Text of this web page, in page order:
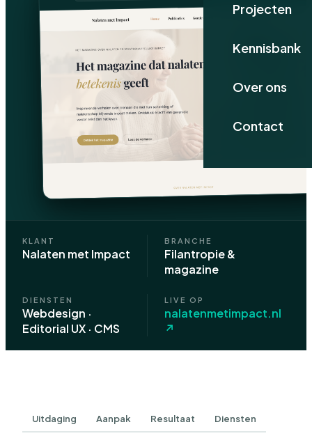
Projecten
Kennisbank
Over ons
Contact
KLANT
Nalaten met Impact
BRANCHE
Filantropie &
magazine
DIENSTEN
Webdesign ·
Editorial UX · CMS
LIVE OP
nalatenmetimpact.nl
↗
Uitdaging Aanpak Resultaat Diensten